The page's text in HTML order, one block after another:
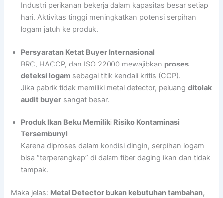
Industri perikanan bekerja dalam kapasitas besar setiap
hari. Aktivitas tinggi meningkatkan potensi serpihan
logam jatuh ke produk.
Persyaratan Ketat Buyer Internasional
BRC, HACCP, dan ISO 22000 mewajibkan proses
deteksi logam sebagai titik kendali kritis (CCP).
Jika pabrik tidak memiliki metal detector, peluangditolak
audit buyer sangat besar.
Produk Ikan Beku Memiliki Risiko Kontaminasi
Tersembunyi
Karena diproses dalam kondisi dingin, serpihan logam
bisa “terperangkap” di dalam fiber daging ikan dan tidak
tampak.
Maka jelas: Metal Detector bukan kebutuhan tambahan,